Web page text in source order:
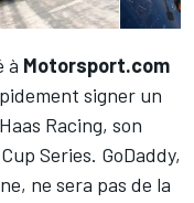
à Motorsport.com
signer un
Racing, son
Series. GoDaddy,
ne sera pas de la